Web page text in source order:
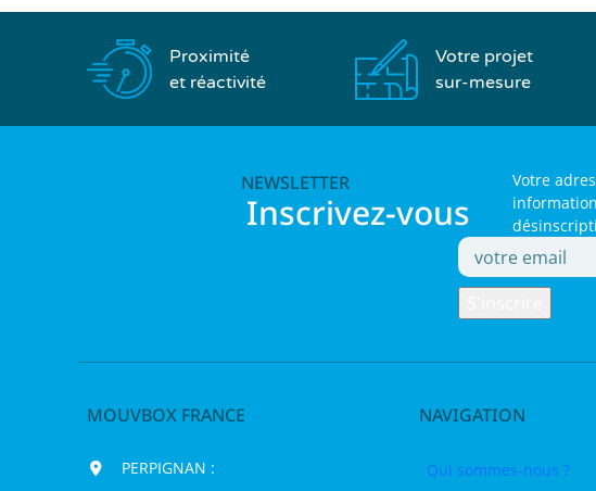
Proximité
et réactivité
Votre projet
sur-mesure
NEWSLETTER
Inscrivez-vous
Votre
MOUVBOX FRANCE
PERPIGNAN :
NAVIGATION
Qui sommes-nous ?